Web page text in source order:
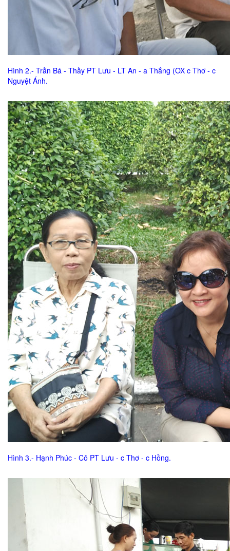
Hình 2.- Trần Bá - Thầy PT Lưu - LT An - a Thắng (OX c Thơ - c
Nguyệt Ánh.
Hình 3.- Hạnh Phúc - Cô PT Lưu - c Thơ - c Hồng.